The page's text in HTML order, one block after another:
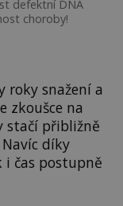
defektní DNA
choroby!
roky snažení a
zkoušce na
stačí přibližně
díky
i čas postupně